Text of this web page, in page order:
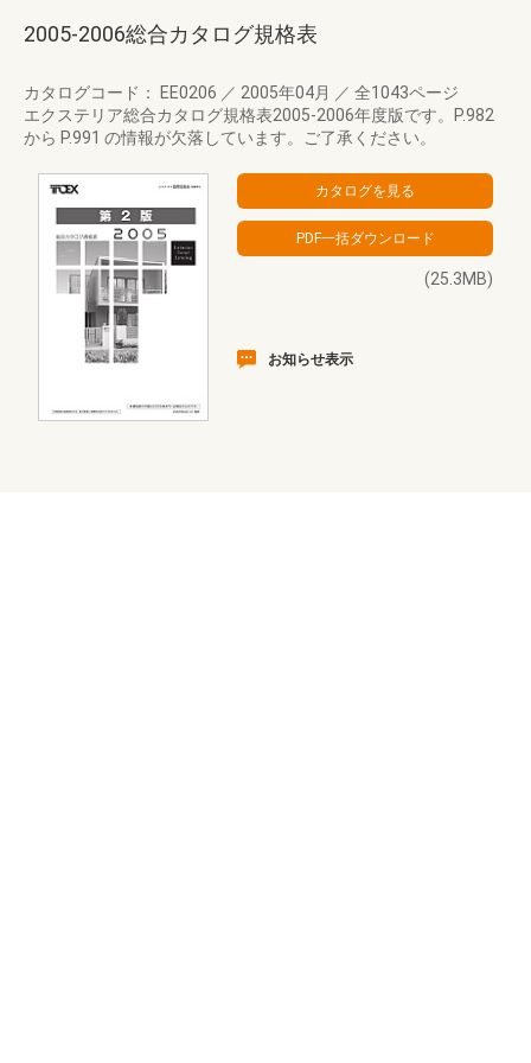
2005-2006総合カタログ規格表
カタログコード： EE0206 ／ 2005年04月 ／ 全1043ページ
エクステリア総合カタログ規格表2005-2006年度版です。P.982
から P.991 の情報が欠落しています。ご了承ください。
(25.3MB)
お知らせ表示